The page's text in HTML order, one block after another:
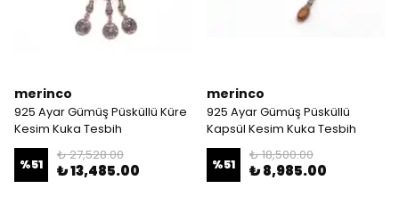
merinco
925 Ayar Gümüş Püsküllü Küre
Kesim Kuka Tesbih
%51
₺ 27,528.00
₺ 13,485.00
merinco
925 Ayar Gümüş Püsküllü
Kapsül Kesim Kuka Tesbih
%51
₺ 18,500.00
₺ 8,985.00